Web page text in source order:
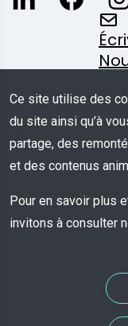
© COPYRIGHT
à TROOV
Ce site utilise des
du site ainsi qu’à
partage, des
et des contenus
Pour en savoir plus
invitons à consulter